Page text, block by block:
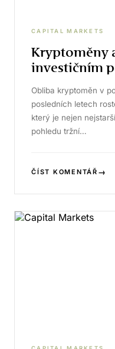
CAPITAL MARKETS
Kryptoměny
investičním
Obliba kryptoměn v
posledních letech
který je nejen
pohledu tržní…
ČÍST KOMENTÁŘ →